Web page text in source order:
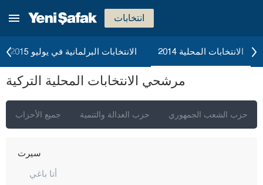
انتخابات
الانتخابات البرلمانية في يوليو 2015 الانتخابات المحلية 2014
مرشحي الانتخابات المحلية التركية
جميع الأحزاب حزب العدالة والتنمية حزب الشعب الجمهوري
أوردو
عثمانية
ريزا
صقاريا
شانلي أورفا
سيرت
أتا باغي